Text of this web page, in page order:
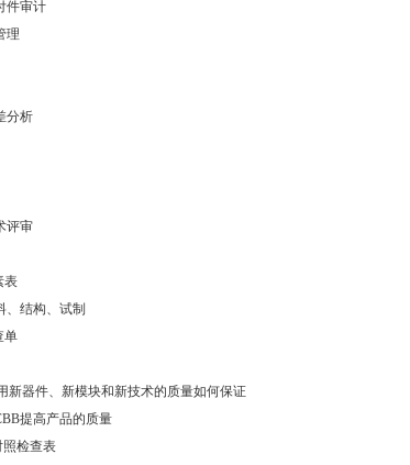
件审计
理
分析
评审
表
、结构、试制
单
新器件、新模块和新技术的质量如何保证
提高产品的质量
照检查表